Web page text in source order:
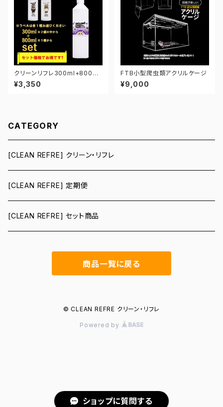
ショップに質問する
クリーンリフレ300ml+800ml
セット（モモンガ）【お得】【選べる
2種類】
¥3,350
FTB小型爬虫類アクリルケージ
¥9,000
CATEGORY
[CLEAN REFRE] クリーン・リフレ
[CLEAN REFRE] 定期便
[CLEAN REFRE] セット商品
商品一覧に戻る
© CLEAN REFRE クリーン・リフレ
Powered by